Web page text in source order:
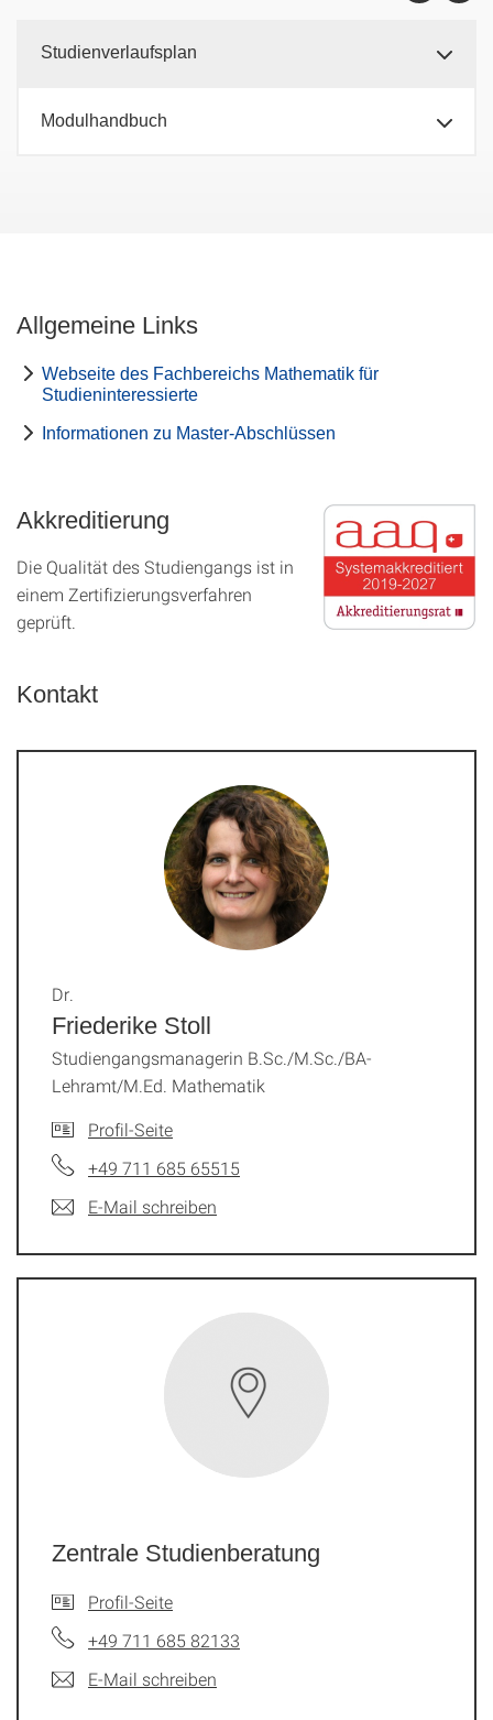
Studienverlaufsplan
Modulhandbuch
Allgemeine Links
Webseite des Fachbereichs Mathematik für
Studieninteressierte
Informationen zu Master-Abschlüssen
Akkreditierung
Die Qualität des Studien­gangs ist in
einem Zer­ti­fizier­ungs­ver­fahren
geprüft.
Kontakt
Friederike Stoll
Dr.
Studiengangsmanagerin B.Sc./M.Sc./BA-
Lehramt/M.Ed. Mathematik
Profil-Seite
+49 711 685 65515
E-Mail schreiben
Zentrale Studienberatung
Profil-Seite
+49 711 685 82133
E-Mail schreiben